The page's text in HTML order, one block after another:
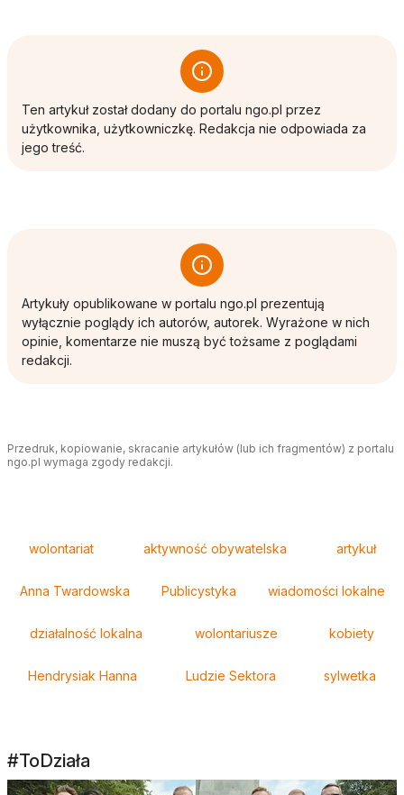
Ten artykuł został dodany do portalu ngo.pl przez
użytkownika, użytkowniczkę. Redakcja nie odpowiada za
jego treść.
Artykuły opublikowane w portalu ngo.pl prezentują
wyłącznie poglądy ich autorów, autorek. Wyrażone w nich
opinie, komentarze nie muszą być tożsame z poglądami
redakcji.
Przedruk, kopiowanie, skracanie artykułów (lub ich fragmentów) z portalu
ngo.pl wymaga zgody redakcji.
wolontariat aktywność obywatelska artykuł
Anna Twardowska Publicystyka wiadomości lokalne
działalność lokalna wolontariusze kobiety
Hendrysiak Hanna Ludzie Sektora sylwetka
#ToDziała